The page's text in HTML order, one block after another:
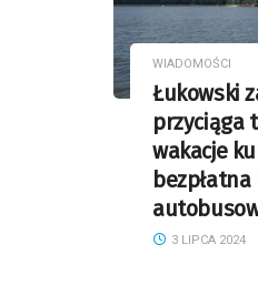
WIADOMOŚCI
Łukowski
przyciąga
wakacje
3 LIPCA 2024